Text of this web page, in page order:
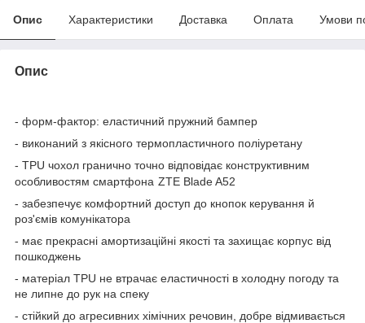
Опис Характеристики Доставка Оплата Умови
Опис
- форм-фактор: еластичний пружний бампер
- виконаний з якісного термопластичного поліуретану
- TPU чохол гранично точно відповідає конструктивним
особливостям смартфона ZTE Blade A52
- забезпечує комфортний доступ до кнопок керування й
роз'ємів комунікатора
- має прекрасні амортизаційні якості та захищає корпус від
пошкоджень
- матеріал TPU не втрачає еластичності в холодну погоду та
не липне до рук на спеку
- стійкий до агресивних хімічних речовин, добре відмивається